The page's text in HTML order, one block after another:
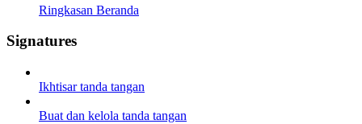
Ringkasan Beranda
Signatures
Ikhtisar tanda tangan
Buat dan kelola tanda tangan